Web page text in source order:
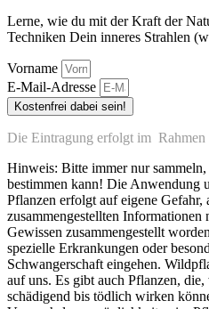
Lerne, wie du mit der Kraft der
Techniken Dein inneres Strahlen
Vorname
E-Mail-Adresse
Kostenfrei dabei sein!
Die Eintragung erfolgt im Rahmen
Hinweis: Bitte immer nur
bestimmen kann! Die Anwendung
Pflanzen erfolgt auf eigene Gefahr,
zusammengestellten Informationen
Gewissen zusammengestellt
spezielle Erkrankungen oder
Schwangerschaft eingehen.
auf uns. Es gibt auch Pflanzen,
schädigend bis tödlich wirken